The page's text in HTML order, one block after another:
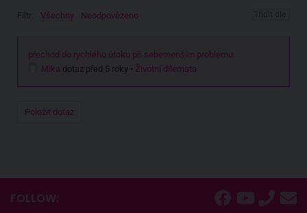
Filtr: Všechny Neodpovězeno
přechod do rychlého útoku při sebemenším problému
Mika dotaz před 5 roky • Životní dilemata
Položit dotaz
FOLLOW: